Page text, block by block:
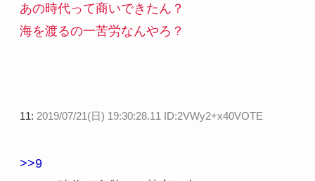
あの時代って商いできたん？
海を渡るの一苦労なんやろ？
11: 2019/07/21(日) 19:30:28.11 ID:2VWy2+x40VOTE
>>9